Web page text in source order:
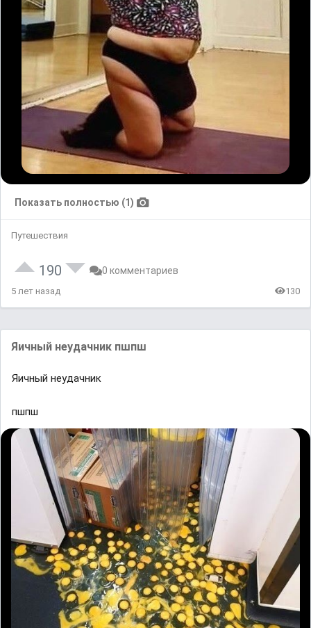
Показать полностью (1)
Путешествия
190 0 комментариев
5 лет назад 130
Яичный нeyдaчник пшпш
Яичный нeyдaчник
пшпш